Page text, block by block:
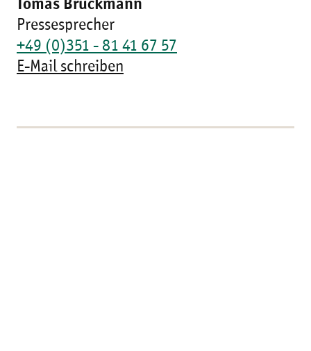
Tomas Brückmann
Pressesprecher
+49 (0)351 - 81 41 67 57
E-Mail schreiben